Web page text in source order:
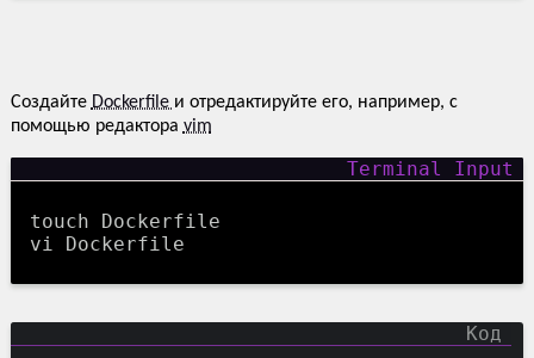
СоздайтеDockerfileи отредактируйте его, например, с
помощью редактораvim
touch Dockerfile
vi Dockerfile